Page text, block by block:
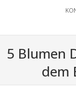
5 Blumen
dem